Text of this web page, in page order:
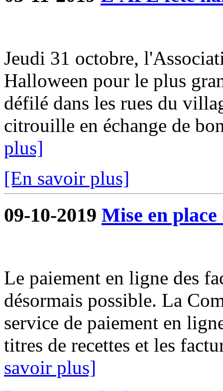
Jeudi 31 octobre,
Halloween pour le plus
défilé dans les rues du
citrouille en échange de
plus]
[En savoir plus]
09-10-2019 Mise en
Le paiement en ligne des
désormais possible. La
service de paiement en
titres de recettes et les
savoir plus]